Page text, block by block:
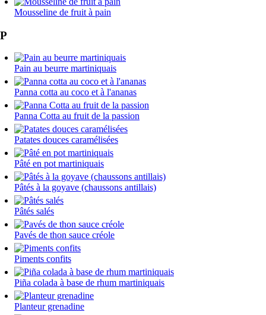
Mousseline de fruit à pain
P
Pain au beurre martiniquais
Panna cotta au coco et à l'ananas
Panna Cotta au fruit de la passion
Patates douces caramélisées
Pâté en pot martiniquais
Pâtés à la goyave (chaussons antillais)
Pâtés salés
Pavés de thon sauce créole
Piments confits
Piña colada à base de rhum martiniquais
Planteur grenadine